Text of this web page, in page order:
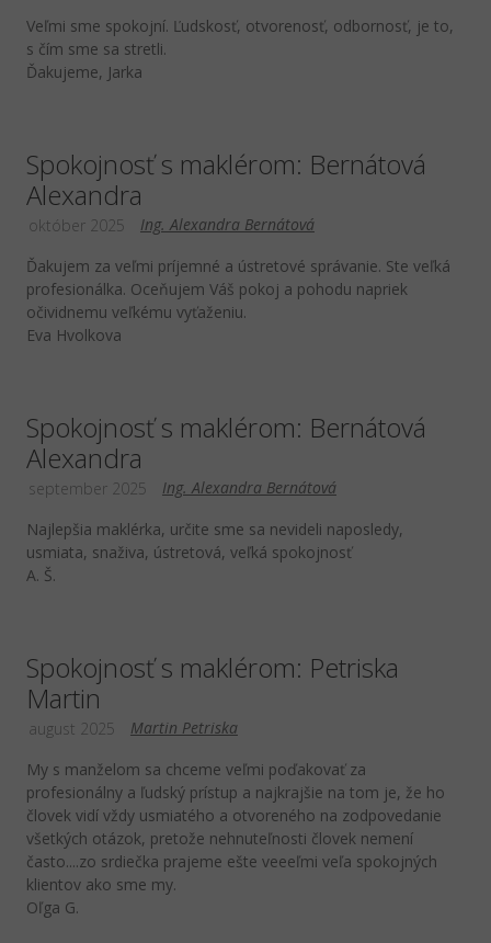
Veľmi sme spokojní. Ľudskosť, otvorenosť, odbornosť, je to,
s čím sme sa stretli.
Ďakujeme, Jarka
Spokojnosť s maklérom: Bernátová
Alexandra
Ing. Alexandra Bernátová
október 2025
Ďakujem za veľmi príjemné a ústretové správanie. Ste veľká
profesionálka. Oceňujem Váš pokoj a pohodu napriek
očividnemu veľkému vyťaženiu.
Eva Hvolkova
Spokojnosť s maklérom: Bernátová
Alexandra
Ing. Alexandra Bernátová
september 2025
Najlepšia maklérka, určite sme sa nevideli naposledy,
usmiata, snaživa, ústretová, veľká spokojnosť
A. Š.
Spokojnosť s maklérom: Petriska
Martin
Martin Petriska
august 2025
My s manželom sa chceme veľmi poďakovať za
profesionálny a ľudský prístup a najkrajšie na tom je, že ho
človek vidí vždy usmiatého a otvoreného na zodpovedanie
všetkých otázok, pretože nehnuteľnosti človek nemení
často....zo srdiečka prajeme ešte veeeľmi veľa spokojných
klientov ako sme my.
Oľga G.